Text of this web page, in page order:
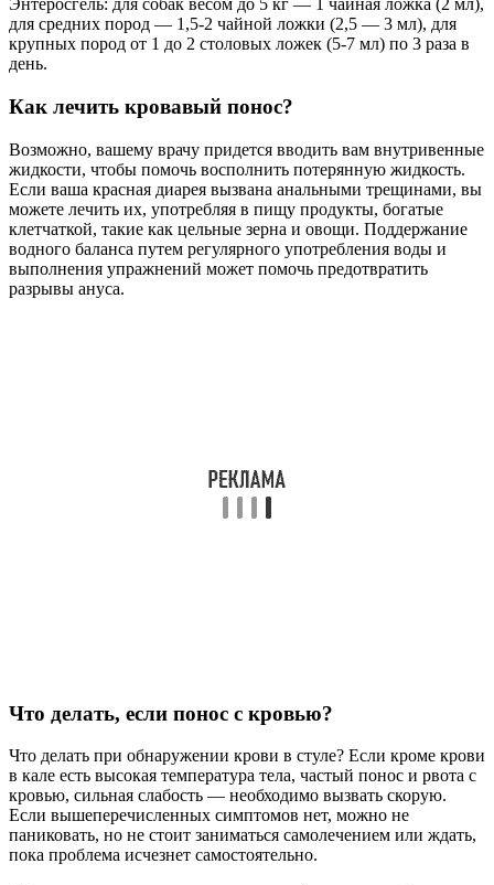
Энтеросгель: для собак весом до 5 кг — 1 чайная ложка (2 мл),
для средних пород — 1,5-2 чайной ложки (2,5 — 3 мл), для
крупных пород от 1 до 2 столовых ложек (5-7 мл) по 3 раза в
день.
Как лечить кровавый понос?
Возможно, вашему врачу придется вводить вам внутривенные
жидкости, чтобы помочь восполнить потерянную жидкость.
Если ваша красная диарея вызвана анальными трещинами, вы
можете лечить их, употребляя в пищу продукты, богатые
клетчаткой, такие как цельные зерна и овощи. Поддержание
водного баланса путем регулярного употребления воды и
выполнения упражнений может помочь предотвратить
разрывы ануса.
Что делать, если понос с кровью?
Что делать при обнаружении крови в стуле? Если кроме крови
в кале есть высокая температура тела, частый понос и рвота с
кровью, сильная слабость — необходимо вызвать скорую.
Если вышеперечисленных симптомов нет, можно не
паниковать, но не стоит заниматься самолечением или ждать,
пока проблема исчезнет самостоятельно.